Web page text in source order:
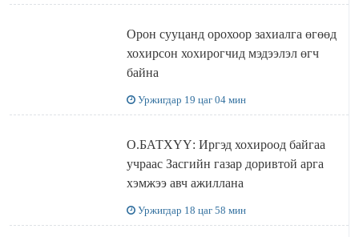
Орон сууцанд орохоор захиалга өгөөд
хохирсон хохирогчид мэдээлэл өгч
байна
Уржигдар 19 цаг 04 мин
О.БАТХҮҮ: Иргэд хохироод байгаа
учраас Засгийн газар доривтой арга
хэмжээ авч ажиллана
Уржигдар 18 цаг 58 мин